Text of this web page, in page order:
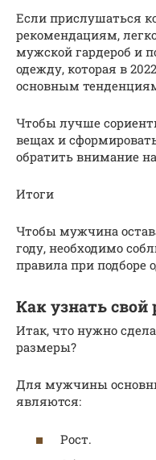
Если прислушаться
рекомендациям,
мужской гардероб и
одежду, которая в
основным
Чтобы лучше
вещах и
обратить внимание
Итоги
Чтобы мужчина
году, необходимо
правила при подборе
Как узнать
Итак, что нужно
размеры?
Для мужчины
являются:
Рост.